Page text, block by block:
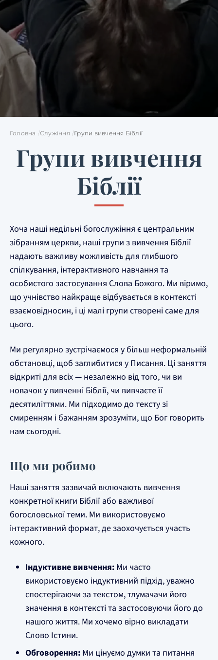
Головна Служіння Групи вивчення Біблії
Групи вивчення
Біблії
Хоча наші недільні богослужіння є центральним
зібранням церкви, наші групи з вивчення Біблії
надають важливу можливість для глибшого
спілкування, інтерактивного навчання та
особистого застосування Слова Божого. Ми віримо,
що учнівство найкраще відбувається в контексті
взаємовідносин, і ці малі групи створені саме для
цього.
Ми регулярно зустрічаємося у більш неформальній
обстановці, щоб заглибитися у Писання. Ці заняття
відкриті для всіх — незалежно від того, чи ви
новачок у вивченні Біблії, чи вивчаєте її
десятиліттями. Ми підходимо до тексту зі
смиренням і бажанням зрозуміти, що Бог говорить
нам сьогодні.
Що ми робимо
Наші заняття зазвичай включають вивчення
конкретної книги Біблії або важливої
богословської теми. Ми використовуємо
інтерактивний формат, де заохочується участь
кожного.
Індуктивне вивчення: Ми часто
використовуємо індуктивний підхід, уважно
спостерігаючи за текстом, тлумачачи його
значення в контексті та застосовуючи його до
нашого життя. Ми хочемо вірно викладати
Слово Істини.
Обговорення: Ми цінуємо думки та питання